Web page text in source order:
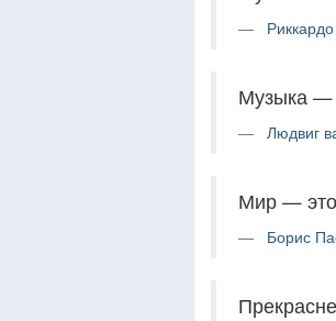
Музыка —
Людвиг
Мир — это
Борис